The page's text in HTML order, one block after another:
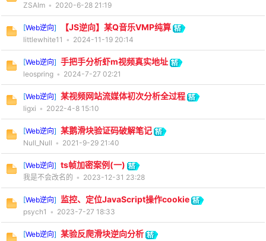
ZSAIm • 2020-6-28 21:19
[Web逆向] 【JS逆向】某Q音乐VMP纯算
littlewhite11 • 2024-11-19 20:14
[Web逆向] 手把手分析虾m视频真实地址
leospring • 2024-7-27 02:21
[Web逆向] 某视频网站流媒体初次分析全过程
ligxi • 2022-4-8 15:10
[Web逆向] 某鹅滑块验证码破解笔记
Null_Null • 2021-9-29 21:40
[Web逆向] ts帧加密案例(一)
我是不会改名的 • 2023-12-31 23:28
[Web逆向] 监控、定位JavaScript操作cookie
psych1 • 2023-7-27 18:33
[Web逆向] 某验反爬滑块逆向分析